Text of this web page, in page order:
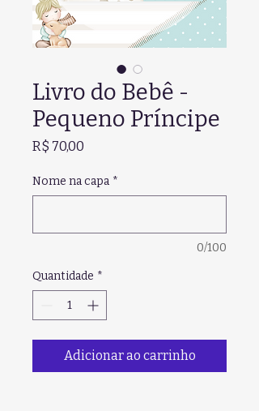
Livro do Bebê -
Pequeno Príncipe
R$ 70,00
Nome na capa *
0/100
Quantidade *
Adicionar ao carrinho